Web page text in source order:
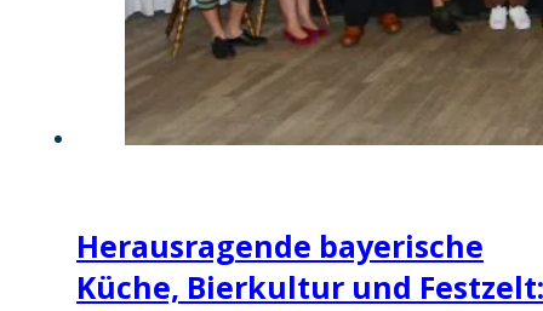
Herausragende bayerische
Küche, Bierkultur und Festzelt: